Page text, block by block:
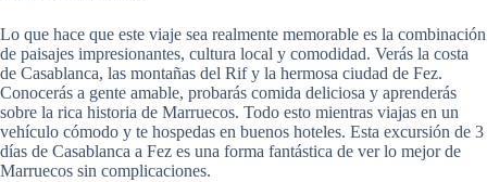
Lo que hace que este viaje sea realmente memorable es la combinación
de paisajes impresionantes, cultura local y comodidad. Verás la costa
de Casablanca, las montañas del Rif y la hermosa ciudad de Fez.
Conocerás a gente amable, probarás comida deliciosa y aprenderás
sobre la rica historia de Marruecos. Todo esto mientras viajas en un
vehículo cómodo y te hospedas en buenos hoteles. Esta excursión de 3
días de Casablanca a Fez es una forma fantástica de ver lo mejor de
Marruecos sin complicaciones.